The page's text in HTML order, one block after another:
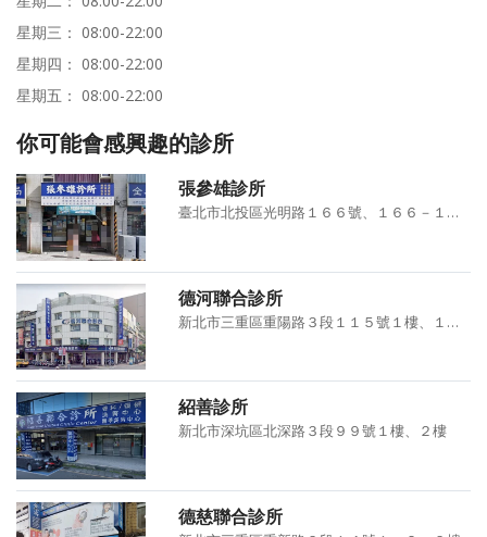
星期三： 08:00-22:00
星期四： 08:00-22:00
星期五： 08:00-22:00
你可能會感興趣的診所
張參雄診所
臺北市北投區光明路１６６號、１６６－１號１．２．３樓
德河聯合診所
新北市三重區重陽路３段１１５號１樓、１１７號１－４樓
紹善診所
新北市深坑區北深路３段９９號１樓、２樓
德慈聯合診所